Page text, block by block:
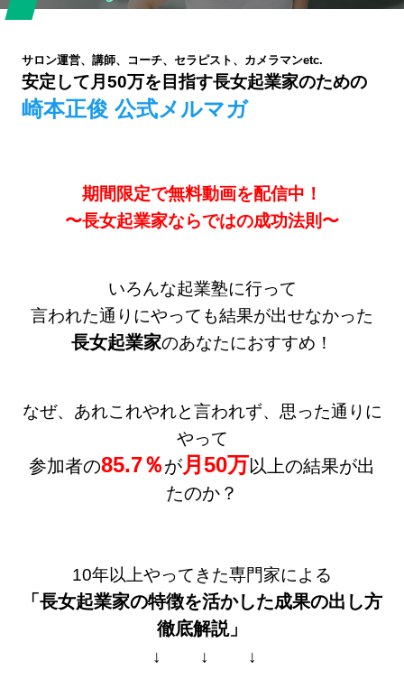
サロン運営、講師、コーチ、セラピスト、カメラマンetc.
安定して月50万を目指す長女起業家のための
崎本正俊 公式メルマガ
期間限定で無料動画を配信中！
〜長女起業家ならではの成功法則〜
いろんな起業塾に行って
言われた通りにやっても結果が出せなかった
長女起業家のあなたにおすすめ！
なぜ、あれこれやれと言われず、思った通りに
やって
参加者の85.7％が月50万以上の結果が出
たのか？
10年以上やってきた専門家による
「長女起業家の特徴を活かした成果の出し方
徹底解説」
↓ ↓ ↓